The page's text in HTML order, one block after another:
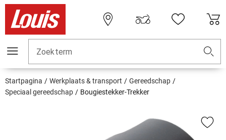
Zoekterm
Startpagina Werkplaats & transport
Gereedschap
Speciaal gereedschap
Bougiestekker-Trekker